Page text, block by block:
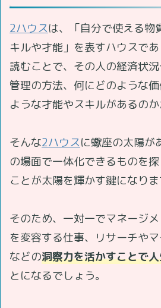
2ハウスは、「自分で使える物
キルや才能」を表すハウスで
読むことで、その人の経済状
管理の方法、何にどのような
ような才能やスキルがあるのか
そんな2ハウスに蠍座の太陽が
の場面で一体化できるものを
ことが太陽を輝かす鍵になりま
そのため、一対一でマネージ
を変容する仕事、リサーチや
などの洞察力を活かすことで
とになるでしょう。